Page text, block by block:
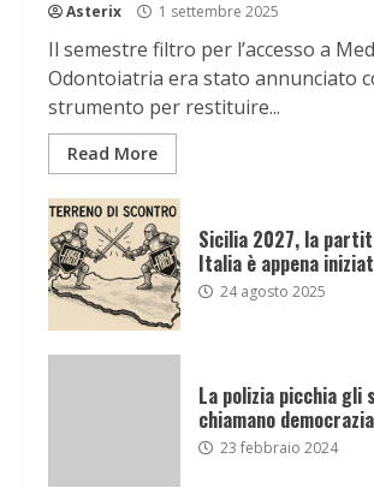
Asterix 1 settembre 2025
Il semestre filtro per l’accesso a
Odontoiatria era stato annunciato
strumento per restituire...
Read More
Sicilia 2027, la
Italia è appena
24 agosto 2025
La polizia picchia gli
chiamano democrazia
23 febbraio 2024